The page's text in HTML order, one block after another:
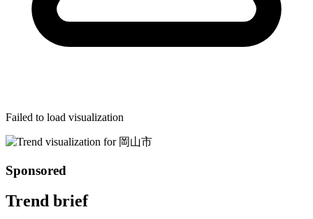
Failed to load visualization
Sponsored
Trend brief